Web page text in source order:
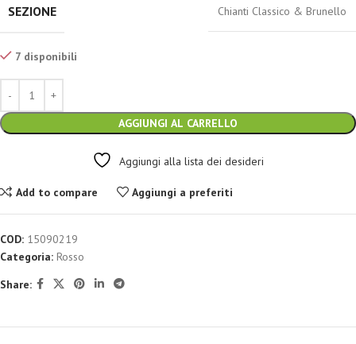
SEZIONE Chianti Classico & Brunello
7 disponibili
AGGIUNGI AL CARRELLO
Aggiungi alla lista dei desideri
Add to compare Aggiungi a preferiti
COD: 15090219
Categoria: Rosso
Share: